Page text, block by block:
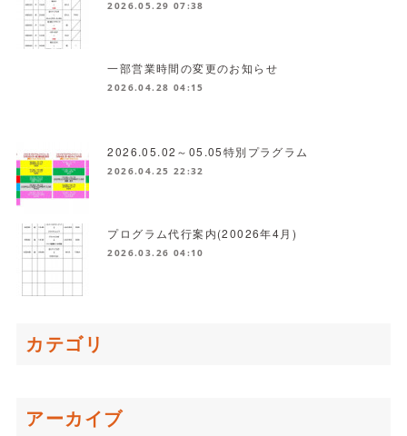
2026.05.29 07:38
一部営業時間の変更のお知らせ
2026.04.28 04:15
2026.05.02～05.05特別プラグラム
2026.04.25 22:32
プログラム代行案内(20026年4月)
2026.03.26 04:10
カテゴリ
アーカイブ